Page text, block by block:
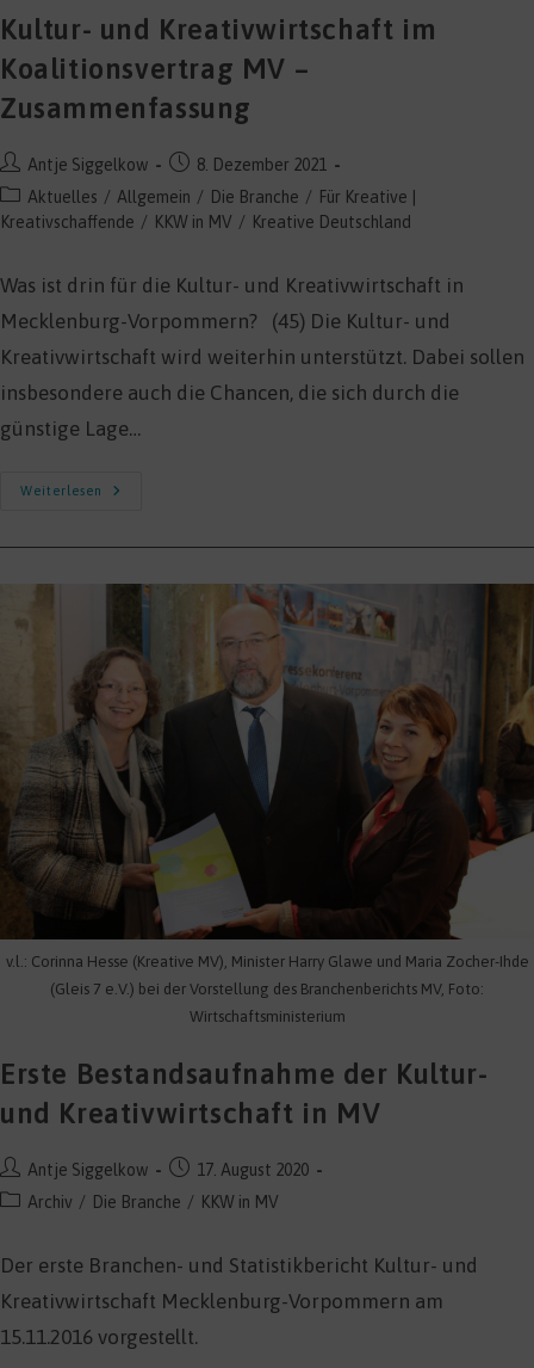
Kultur- und Kreativwirtschaft im
Koalitionsvertrag MV –
Zusammenfassung
Beitrags-
Autor:
Antje Siggelkow
Beitrag
veröffentlicht:
8. Dezember 2021
Beitrags-
Kategorie:
Aktuelles / Allgemein / Die Branche / Für Kreative |
Kreativschaffende / KKW in MV / Kreative Deutschland
Was ist drin für die Kultur- und Kreativwirtschaft in
Mecklenburg-Vorpommern? (45) Die Kultur- und
Kreativwirtschaft wird weiterhin unterstützt. Dabei sollen
insbesondere auch die Chancen, die sich durch die
günstige Lage…
Weiterlesen
Kultur-
Zusammenfassung
v.l.: Corinna Hesse (Kreative MV), Minister Harry Glawe und Maria Zocher-Ihde
(Gleis 7 e.V.) bei der Vorstellung des Branchenberichts MV, Foto:
Wirtschaftsministerium
Erste Bestandsaufnahme der Kultur-
und Kreativwirtschaft in MV
Beitrags-
Autor:
Antje Siggelkow
Beitrag
veröffentlicht:
17. August 2020
Beitrags-
Archiv / Die Branche / KKW in MV
Der erste Branchen- und Statistikbericht Kultur- und
Kreativwirtschaft Mecklenburg-Vorpommern am
15.11.2016 vorgestellt.